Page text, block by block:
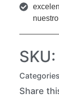
SKU:
Share